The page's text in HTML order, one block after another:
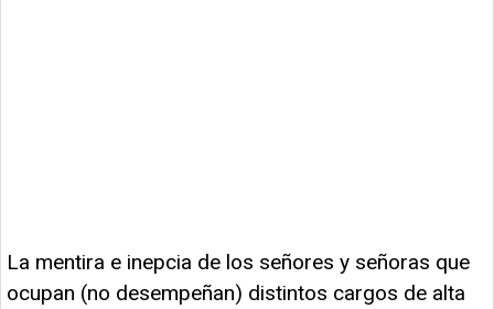
La mentira e inepcia de los señores y señoras que
ocupan (no desempeñan) distintos cargos de alta